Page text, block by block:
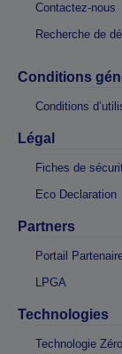
Contactez-nous
Recherche de
Conditions
Conditions
Légal
Fiches de
Eco Declaration
Partners
Portail
LPGA
Technologies
Technologie